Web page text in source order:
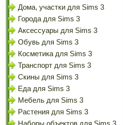
Дома, участки для Sims 3
Города для Sims 3
Аксессуары для Sims 3
Обувь для Sims 3
Косметика для Sims 3
Транспорт для Sims 3
Скины для Sims 3
Еда для Sims 3
Мебель для Sims 3
Растения для Sims 3